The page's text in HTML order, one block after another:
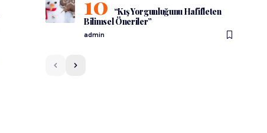
“Kış Yorgunluğunu Hafifleten
Bilimsel Öneriler”
admin